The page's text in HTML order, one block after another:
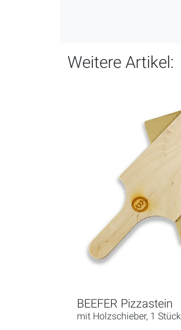
Weitere Artikel:
BEEFER Pizzastein
mit Holzschieber, 1 Stück